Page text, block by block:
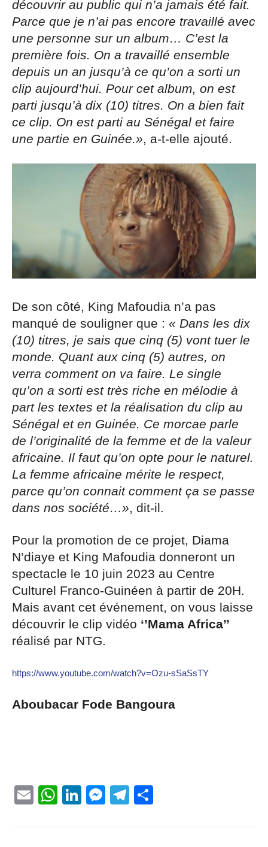
découvrir au public qui n’a jamais été fait.
Parce que je n’ai pas encore travaillé avec
une personne sur un album… C’est la
première fois. On a travaillé ensemble
depuis un an jusqu’à ce qu’on a sorti un
clip aujourd’hui. Pour cet album, on est
parti jusqu’à dix (10) titres. On a bien fait
ce clip. On est parti au Sénégal et faire
une partie en Guinée.», a-t-elle ajouté.
De son côté, King Mafoudia n’a pas
manqué de souligner que : « Dans les dix
(10) titres, je sais que cinq (5) vont tuer le
monde. Quant aux cinq (5) autres, on
verra comment on va faire. Le single
qu’on a sorti est très riche en mélodie à
part les textes et la réalisation du clip au
Sénégal et en Guinée. Ce morcae parle
de l’originalité de la femme et de la valeur
africaine. Il faut qu’on opte pour le naturel.
La femme africaine mérite le respect,
parce qu’on connait comment ça se passe
dans nos société…», dit-il.
Pour la promotion de ce projet, Diama
N’diaye et King Mafoudia donneront un
spectacle le 10 juin 2023 au Centre
Culturel Franco-Guinéen à partir de 20H.
Mais avant cet événement, on vous laisse
découvrir le clip vidéo ‘’Mama Africa’’
réalisé par NTG.
https://www.youtube.com/watch?v=Ozu-sSaSsTY
Aboubacar Fode Bangoura
EmailWhatsApp
LinkedIn
Messenger
Telegram